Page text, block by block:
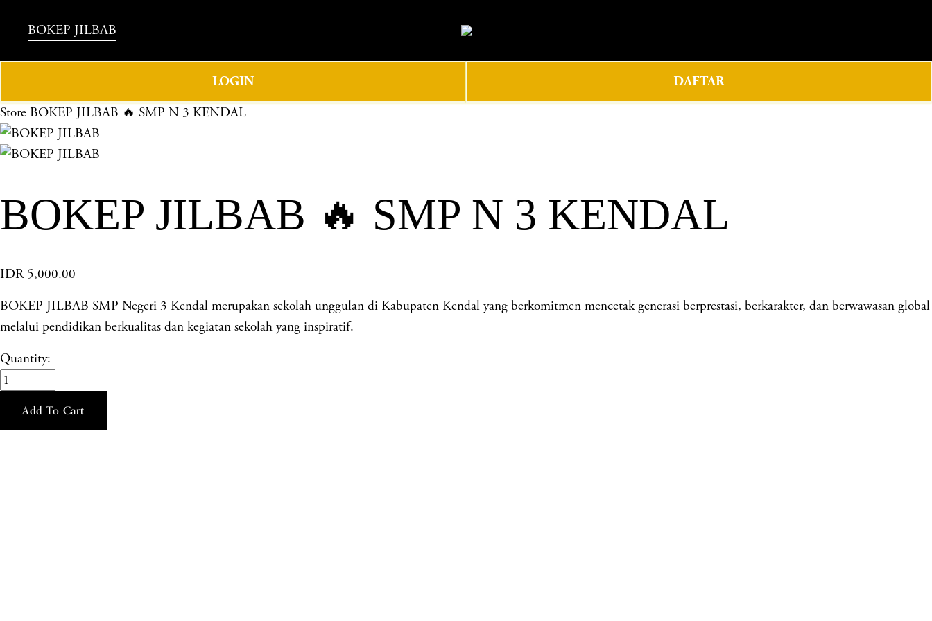
BOKEP JILBAB
LOGIN DAFTAR
Store BOKEP JILBAB 🔥 SMP N 3 KENDAL
BOKEP JILBAB 🔥 SMP N 3 KENDAL
IDR 5,000.00
BOKEP JILBAB SMP Negeri 3 Kendal merupakan sekolah unggulan di Kabupaten Kendal yang berkomitmen mencetak generasi berprestasi, berkarakter, dan berwawasan global
melalui pendidikan berkualitas dan kegiatan sekolah yang inspiratif.
Quantity:
Add To Cart